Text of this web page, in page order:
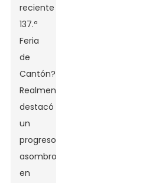
reciente
137.ª
Feria
de
Cantón?
Realmente
destacó
un
progreso
asombroso
en